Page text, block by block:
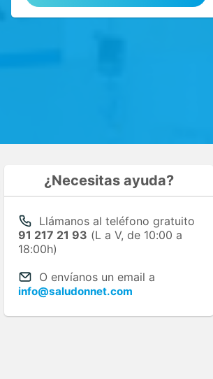
¿Necesitas ayuda?
Llámanos al teléfono gratuito
91 217 21 93 (L a V, de 10:00 a
18:00h)
O envíanos un email a
info@saludonnet.com